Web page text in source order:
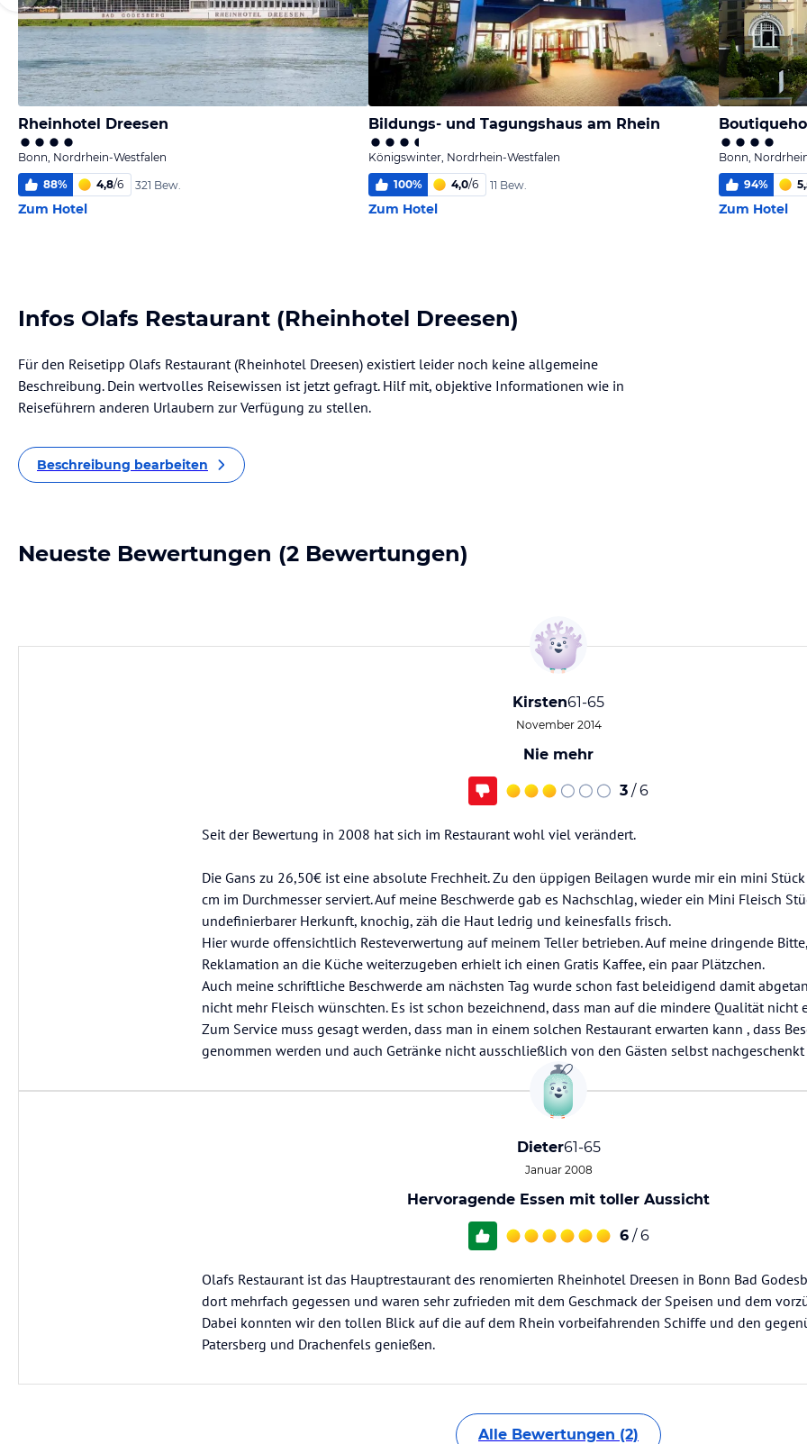
Rheinhotel Dreesen
Bonn, Nordrhein-Westfalen
88% 4,8/6 321 Bew.
Zum Hotel
Bildungs- und Tagungshaus am Rhein
Königswinter, Nordrhein-Westfalen
100% 4,0/6 11 Bew.
Zum Hotel
Bonn,
94%
Zum Hotel
Infos Olafs Restaurant (Rheinhotel Dreesen)
Für den Reisetipp Olafs Restaurant (Rheinhotel Dreesen) existiert leider noch keine allgemeine
Beschreibung. Dein wertvolles Reisewissen ist jetzt gefragt. Hilf mit, objektive Informationen wie in
Reiseführern anderen Urlaubern zur Verfügung zu stellen.
Beschreibung bearbeiten
Neueste Bewertungen (2 Bewertungen)
Kirsten61-65
November 2014
Nie mehr
3 / 6
Seit der Bewertung in 2008 hat sich im Restaurant wohl viel verändert.
Die Gans zu 26,50€ ist eine absolute Frechheit. Zu den üppigen Beilagen wurde mir ein mini
cm im Durchmesser serviert. Auf meine Beschwerde gab es Nachschlag, wieder ein Mini Fleisch
undefinierbarer Herkunft, knochig, zäh die Haut ledrig und keinesfalls frisch.
Hier wurde offensichtlich Resteverwertung auf meinem Teller betrieben. Auf meine dringende
Reklamation an die Küche weiterzugeben erhielt ich einen Gratis Kaffee, ein paar Plätzchen.
Auch meine schriftliche Beschwerde am nächsten Tag wurde schon fast beleidigend damit
nicht mehr Fleisch wünschten. Es ist schon bezeichnend, dass man auf die mindere Qualität nicht
Zum Service muss gesagt werden, dass man in einem solchen Restaurant erwarten kann , dass
genommen werden und auch Getränke nicht ausschließlich von den Gästen selbst
Dieter61-65
Januar 2008
Hervoragende Essen mit toller Aussicht
6 / 6
Olafs Restaurant ist das Hauptrestaurant des renomierten Rheinhotel Dreesen in Bonn Bad
dort mehrfach gegessen und waren sehr zufrieden mit dem Geschmack der Speisen und dem
Dabei konnten wir den tollen Blick auf die auf dem Rhein vorbeifahrenden Schiffe und den
Patersberg und Drachenfels genießen.
Alle Bewertungen (2)